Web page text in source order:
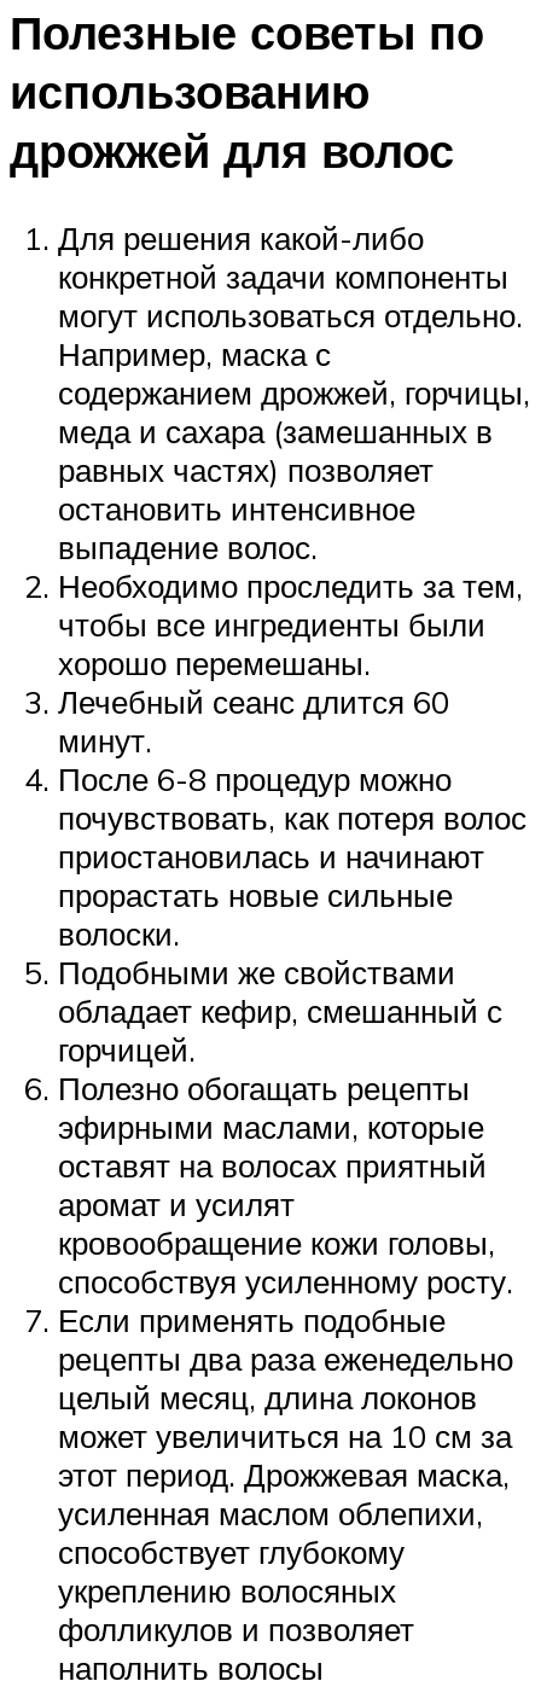
Полезные советы по
использованию
дрожжей для волос
Для решения какой-либо
конкретной задачи компоненты
могут использоваться отдельно.
Например, маска с
содержанием дрожжей, горчицы,
меда и сахара (замешанных в
равных частях) позволяет
остановить интенсивное
выпадение волос.
Необходимо проследить за тем,
чтобы все ингредиенты были
хорошо перемешаны.
Лечебный сеанс длится 60
минут.
После 6-8 процедур можно
почувствовать, как потеря волос
приостановилась и начинают
прорастать новые сильные
волоски.
Подобными же свойствами
обладает кефир, смешанный с
горчицей.
Полезно обогащать рецепты
эфирными маслами, которые
оставят на волосах приятный
аромат и усилят
кровообращение кожи головы,
способствуя усиленному росту.
Если применять подобные
рецепты два раза еженедельно
целый месяц, длина локонов
может увеличиться на 10 см за
этот период. Дрожжевая маска,
усиленная маслом облепихи,
способствует глубокому
укреплению волосяных
фолликулов и позволяет
наполнить волосы